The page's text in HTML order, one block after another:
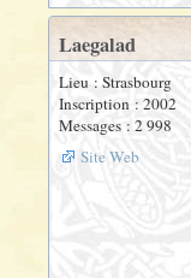
Laegalad
Lieu : Strasbourg
Inscription : 2002
Messages : 2 998
Site Web